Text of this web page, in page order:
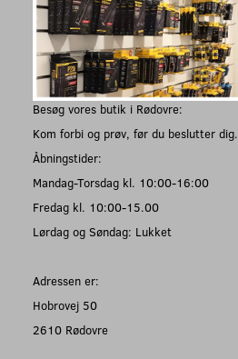
Besøg vores butik i Rødovre:
Kom forbi og prøv, før du beslutter dig.
Åbningstider:
Mandag-Torsdag kl. 10:00-16:00
Fredag kl. 10:00-15.00
Lørdag og Søndag: Lukket
Adressen er:
Hobrovej 50
2610 Rødovre